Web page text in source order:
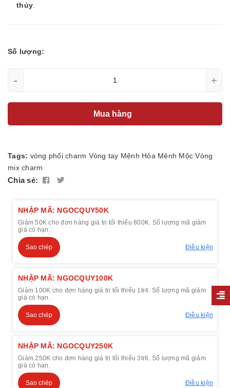
thủy
Số lượng:
- +
Mua hàng
Tags: vòng phối charm Vòng tay Mệnh Hỏa Mệnh Mộc Vòng
mix charm
Chia sẻ:
NHẬP MÃ: NGOCQUY50K
Giảm 50K cho đơn hàng giá trị tối thiểu 800K. Số lượng mã giảm
giá có hạn.
Sao chép Điều kiện
NHẬP MÃ: NGOCQUY100K
Giảm 100K cho đơn hàng giá trị tối thiểu 1tr4. Số lượng mã giảm
giá có hạn.
Sao chép Điều kiện
NHẬP MÃ: NGOCQUY250K
Giảm 250K cho đơn hàng giá trị tối thiểu 3tr6. Số lượng mã giảm
giá có hạn.
Sao chép Điều kiện